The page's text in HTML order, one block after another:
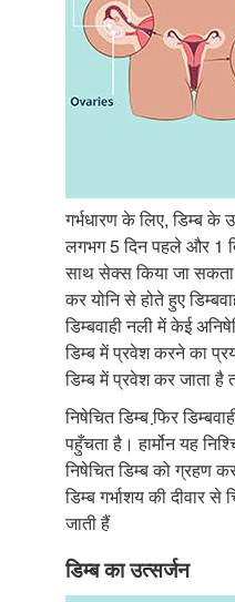
गर्भधारण के लिए, डिम्ब
लगभग 5 दिन पहले और 1
साथ सेक्स किया जा
कर योनि से होते हुए
डिम्बवाही नली में केई
डिम्ब में प्रवेश करने का
डिम्ब में प्रवेश कर जाता है
निषेचित डिम्ब फि़र
पहुँचता है। हार्मोन यह
निषेचित डिम्ब को ग्रहण
डिम्ब गर्भाशय की दीवार से
जाती हैं
डिम्ब का उत्सर्जन